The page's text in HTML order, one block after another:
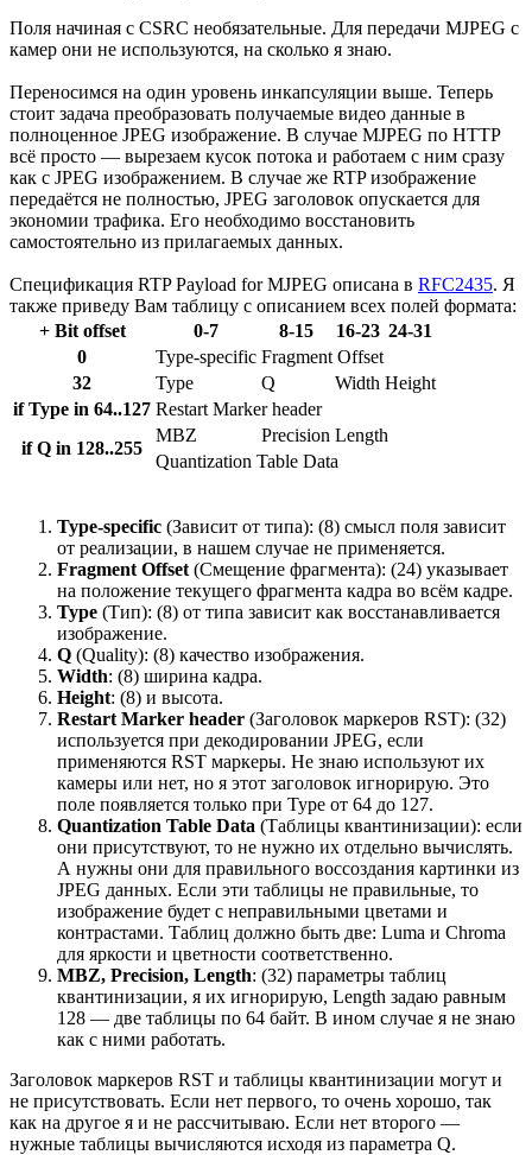
Поля начиная с CSRC необязательные. Для передачи MJPEG с
камер они не используются, на сколько я знаю.
Переносимся на один уровень инкапсуляции выше. Теперь
стоит задача преобразовать получаемые видео данные в
полноценное JPEG изображение. В случае MJPEG по HTTP
всё просто — вырезаем кусок потока и работаем с ним сразу
как с JPEG изображением. В случае же RTP изображение
передаётся не полностью, JPEG заголовок опускается для
экономии трафика. Его необходимо восстановить
самостоятельно из прилагаемых данных.
Спецификация RTP Payload for MJPEG описана в RFC2435. Я
также приведу Вам таблицу с описанием всех полей формата:
+ Bit offset
0-7 8-15 16-23 24-31
0
Type-specific Fragment Offset
32
Type Q Width Height
if Type in 64..127 Restart Marker header
if Q in 128..255
MBZ Precision Length
Quantization Table Data
Type-specific (Зависит от типа): (8) смысл поля зависит
от реализации, в нашем случае не применяется.
Fragment Offset (Смещение фрагмента): (24) указывает
на положение текущего фрагмента кадра во всём кадре.
Type (Тип): (8) от типа зависит как восстанавливается
изображение.
Q (Quality): (8) качество изображения.
Width: (8) ширина кадра.
Height: (8) и высота.
Restart Marker header (Заголовок маркеров RST): (32)
используется при декодировании JPEG, если
применяются RST маркеры. Не знаю используют их
камеры или нет, но я этот заголовок игнорирую. Это
поле появляется только при Type от 64 до 127.
Quantization Table Data (Таблицы квантинизации): если
они присутствуют, то не нужно их отдельно вычислять.
А нужны они для правильного воссоздания картинки из
JPEG данных. Если эти таблицы не правильные, то
изображение будет с неправильными цветами и
контрастами. Таблиц должно быть две: Luma и Chroma
для яркости и цветности соответственно.
MBZ, Precision, Length: (32) параметры таблиц
квантинизации, я их игнорирую, Length задаю равным
128 — две таблицы по 64 байт. В ином случае я не знаю
как с ними работать.
Заголовок маркеров RST и таблицы квантинизации могут и
не присутствовать. Если нет первого, то очень хорошо, так
как на другое я и не рассчитываю. Если нет второго —
нужные таблицы вычисляются исходя из параметра Q.